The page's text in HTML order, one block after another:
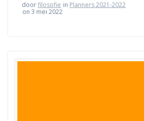
doorfilosofie in Planners 2021-2022
on 3 mei 2022